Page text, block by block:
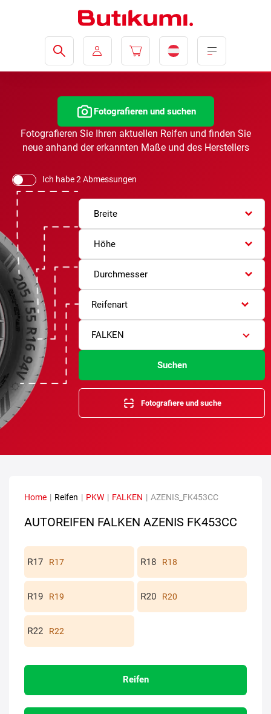
Fotografieren und suchen
Fotografieren Sie Ihren aktuellen Reifen und finden Sie
neue anhand der erkannten Maße und des Herstellers
Ich habe 2 Abmessungen
Breite
Höhe
Durchmesser
Reifenart
FALKEN
Suchen
Fotografiere und suche
Home | Reifen | PKW | FALKEN | AZENIS_FK453CC
AUTOREIFEN FALKEN AZENIS FK453CC
R17 R18
R19 R20
R22
Reifen